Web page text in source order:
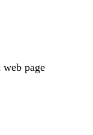
page